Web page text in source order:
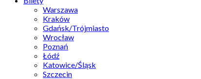
Warszawa
Kraków
Gdańsk/Trójmiasto
Wrocław
Poznań
Łódź
Katowice/Śląsk
Szczecin